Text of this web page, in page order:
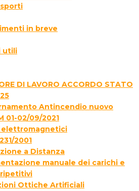
in breve
utili
DI LAVORO ACCORDO STATO
Antincendio nuovo
01-02/09/2021
elettromagnetici
2001
a Distanza
manuale dei carichi e
Ottiche Artificiali